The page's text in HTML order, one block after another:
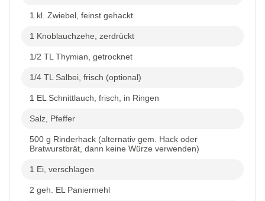
1 kl. Zwiebel, feinst gehackt
1 Knoblauchzehe, zerdrückt
1/2 TL Thymian, getrocknet
1/4 TL Salbei, frisch (optional)
1 EL Schnittlauch, frisch, in Ringen
Salz, Pfeffer
500 g Rinderhack (alternativ gem. Hack oder
Bratwurstbrät, dann keine Würze verwenden)
1 Ei, verschlagen
2 geh. EL Paniermehl